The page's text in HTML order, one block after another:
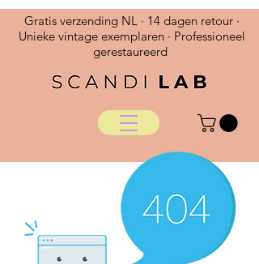
Gratis verzending NL · 14 dagen retour ·
Unieke vintage exemplaren · Professioneel
gerestaureerd